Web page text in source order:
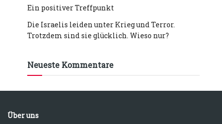
Ein positiver Treffpunkt
Die Israelis leiden unter Krieg und Terror.
Trotzdem sind sie glücklich. Wieso nur?
Neueste Kommentare
Über uns